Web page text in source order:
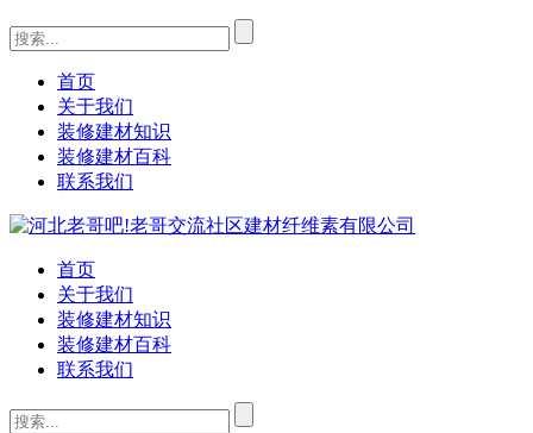
首页
关于我们
装修建材知识
装修建材百科
联系我们
首页
关于我们
装修建材知识
装修建材百科
联系我们